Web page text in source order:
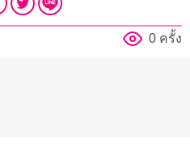
0 ครั้ง